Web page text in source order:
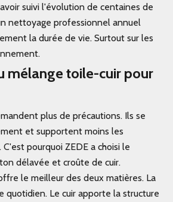
suivi l'évolution de centaines de
nettoyage professionnel annuel
la durée de vie. Surtout sur les
mélange toile-cuir pour
plus de précautions. Ils se
et supportent moins les
pourquoi ZEDE a choisi le
délavée et croûte de cuir.
le meilleur des deux matières. La
quotidien. Le cuir apporte la structure